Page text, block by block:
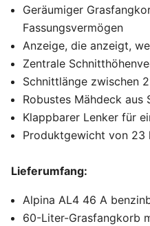
Geräumiger
Fassungsvermögen
Anzeige, die anzeigt,
Zentrale
Schnittlänge zwischen
Robustes Mähdeck aus
Klappbarer Lenker für
Produktgewicht von 23
Lieferumfang:
Alpina AL4 46 A
60-Liter-Grasfangkorb